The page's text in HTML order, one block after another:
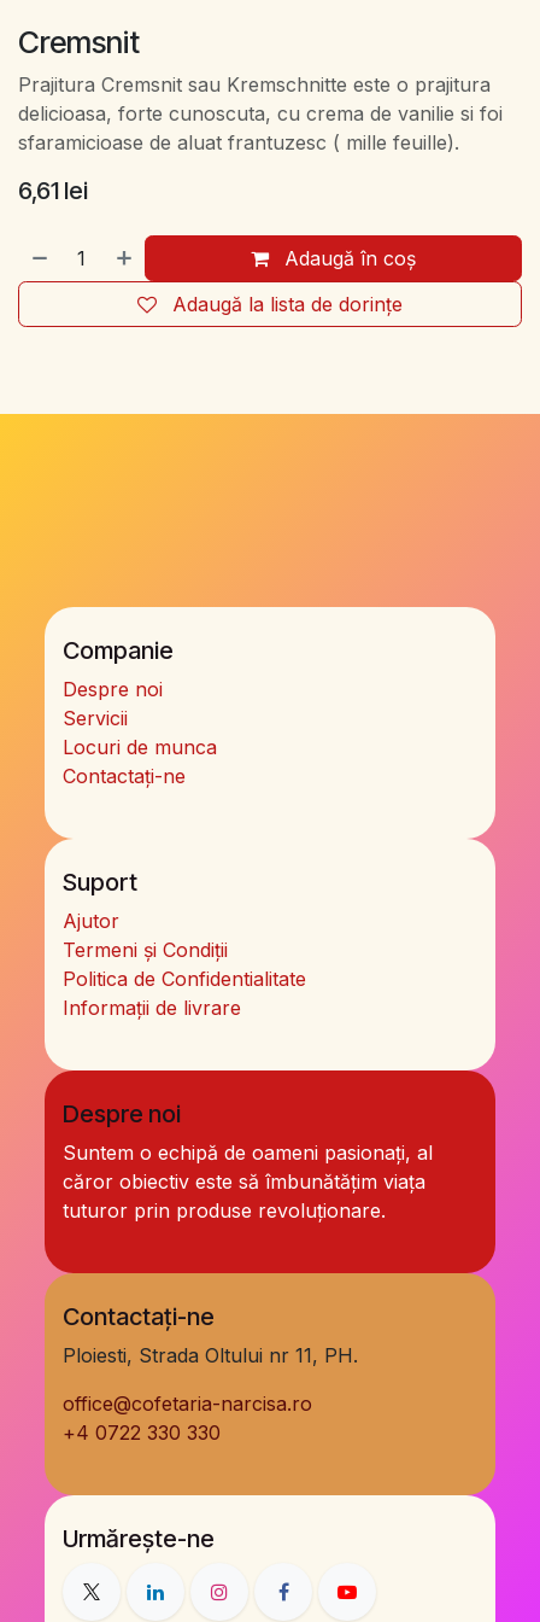
Cremsnit
Prajitura Cremsnit sau Kremschnitte este o prajitura
delicioasa, forte cunoscuta, cu crema de vanilie si foi
sfaramicioase de aluat frantuzesc ( mille feuille).
6,61 lei
Adaugă în coș
Adaugă la lista de dorințe
Companie
Despre noi
Servicii
Locuri de munca
Contactați-ne
Suport
Ajutor
Termeni și Condiții
Politica de Confidentialitate
Informații de livrare
Despre noi
Suntem o echipă de oameni pasionați, al
căror obiectiv este să îmbunătățim viața
tuturor prin produse revoluționare.
Contactați-ne
Ploiesti, Strada Oltului nr 11, PH.
office@cofetaria-narcisa.ro
+4 0722 330 330
Urmărește-ne